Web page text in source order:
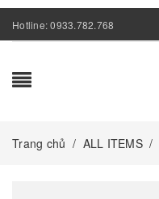
Hotline:0933.782.768
Trang chủ / ALL ITEMS /